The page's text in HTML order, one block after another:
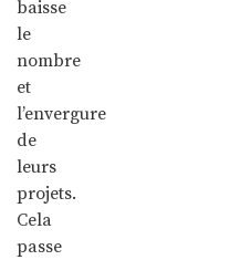
baisse
le
nombre
et
l’envergure
de
leurs
projets.
Cela
passe